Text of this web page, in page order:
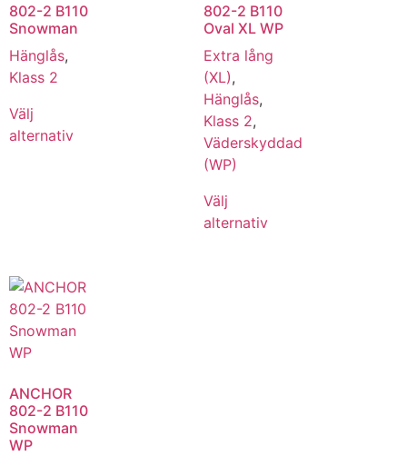
802-2 B110
Snowman
Hänglås,
Klass 2
Välj
alternativ
802-2 B110
Oval XL WP
Extra lång
(XL),
Hänglås,
Klass 2,
Väderskyddad
(WP)
Välj
alternativ
ANCHOR
802-2 B110
Snowman
WP